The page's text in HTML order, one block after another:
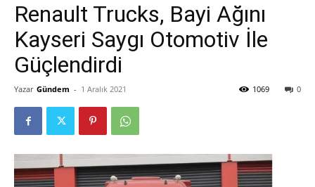
Renault Trucks, Bayi Ağını
Kayseri Saygı Otomotiv İle
Güçlendirdi
Yazar Gündem - 1 Aralık 2021 0
1069